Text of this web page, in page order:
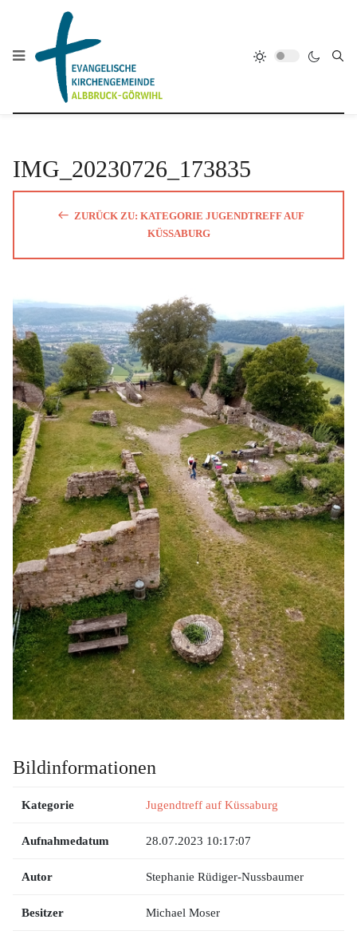
IMG_20230726_173835
ZURÜCK ZU: KATEGORIE JUGENDTREFF AUF
KÜSSABURG
Bildinformationen
Kategorie Jugendtreff auf Küssaburg
Aufnahmedatum 28.07.2023 10:17:07
Autor Stephanie Rüdiger-Nussbaumer
Besitzer Michael Moser